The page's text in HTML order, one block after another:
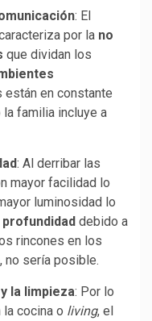
: El
por la no
que dividan los
en constante
familia incluye a
: Al derribar las
mayor facilidad lo
luminosidad lo
profundidad debido a
rincones en los
no sería posible.
la limpieza: Por lo
cocina o living, el